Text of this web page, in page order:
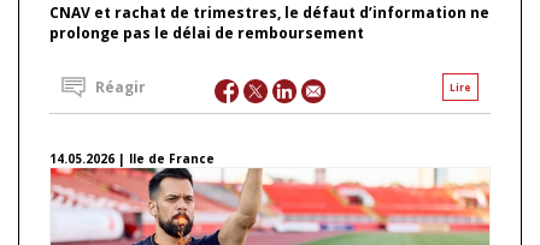
CNAV et rachat de trimestres, le défaut d’information ne
prolonge pas le délai de remboursement
Lire
Réagir
14.05.2026 | Ile de France